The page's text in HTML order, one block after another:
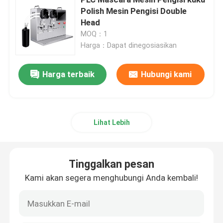
Mesin pembuatan bubuk kosmetik
Mesin Pengisi Base Makeup
Mesin pengisi pompa gigi
Polish Mesin Pengisi Double
Head
MOQ：1
Harga：Dapat dinegosiasikan
Harga terbaik Hubungi kami
Lihat Lebih
Tinggalkan pesan
Kami akan segera menghubungi Anda kembali!